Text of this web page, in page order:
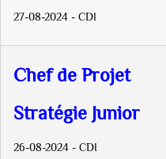
27-08-2024 - CDI
Chef de Projet
Stratégie Junior
26-08-2024 - CDI